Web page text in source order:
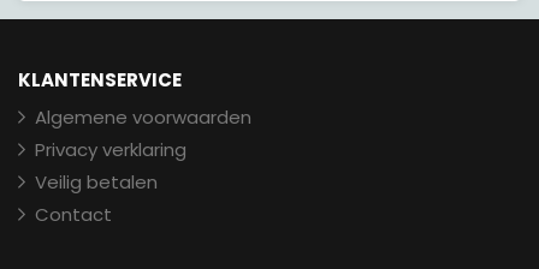
KLANTENSERVICE
Algemene voorwaarden
Privacy verklaring
Veilig betalen
Contact